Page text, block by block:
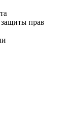
защиты прав